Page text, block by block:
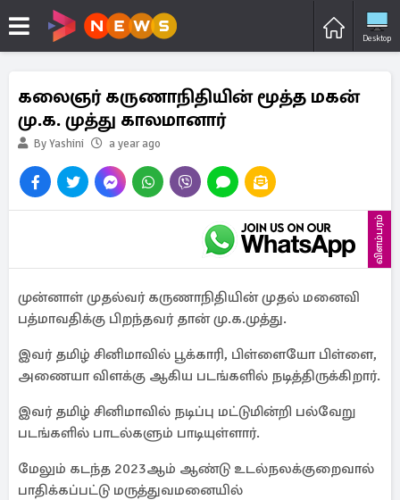
Desktop
கலைஞர் கருணாநிதியின் மூத்த மகன்
மு.க. முத்து காலமானார்
By Yashini a year ago
விளம்பரம்
முன்னாள் முதல்வர் கருணாநிதியின் முதல் மனைவி
பத்மாவதிக்கு பிறந்தவர் தான் மு.க.முத்து.
இவர் தமிழ் சினிமாவில் பூக்காரி, பிள்ளையோ பிள்ளை,
அணையா விளக்கு ஆகிய படங்களில் நடித்திருக்கிறார்.
இவர் தமிழ் சினிமாவில் நடிப்பு மட்டுமின்றி பல்வேறு
படங்களில் பாடல்களும் பாடியுள்ளார்.
மேலும் கடந்த 2023ஆம் ஆண்டு உடல்நலக்குறைவால்
பாதிக்கப்பட்டு மருத்துவமனையில்